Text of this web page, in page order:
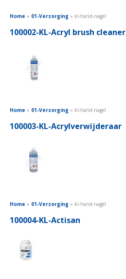
Home » 01-Verzorging » kl-hand-nagel
100002-KL-Acryl brush cleaner
Home » 01-Verzorging » kl-hand-nagel
100003-KL-Acrylverwijderaar
Home » 01-Verzorging » kl-hand-nagel
100004-KL-Actisan